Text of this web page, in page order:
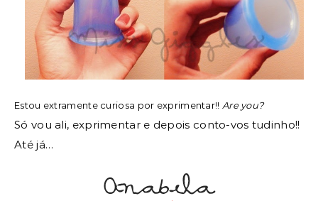
Estou extramente curiosa por exprimentar!! Are you?
Só vou ali, exprimentar e depois conto-vos tudinho!!
Até já…